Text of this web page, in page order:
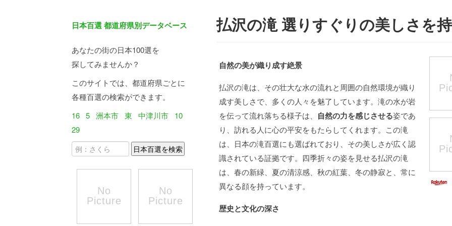
日本百選 都道府県別データベース
あなたの街の日本100選を
探してみませんか？
このサイトでは、都道府県ごとに
各種百選の検索ができます。
16 5 洲本市 東 中津川市
10
29
払沢の滝 選りすぐりの美しさを
自然の美が織り成す絶景
払沢の滝は、その壮大な水の流れと周囲の自然環境が織り
成す美しさで、多くの人々を魅了しています。滝の水が岩
を伝って流れ落ちる様子は、
自然の力を感じさせる姿であ
り、訪れる人に心の平安をもたらしてくれます。この滝
は、日本の滝百選にも選ばれており、その美しさが広く認
識されている証拠です。四季折々の姿を見せる払沢の滝
は、春の新緑、夏の清涼感、秋の紅葉、冬の静寂と、常に
異なる顔を持っています。
歴史と文化の深さ